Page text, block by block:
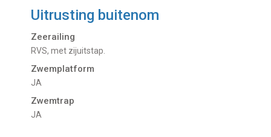
Uitrusting buitenom
Zeerailing
RVS, met zijuitstap.
Zwemplatform
JA
Zwemtrap
JA